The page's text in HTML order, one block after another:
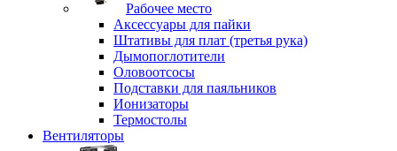
Рабочее место
Аксессуары для пайки
Штативы для плат (третья рука)
Дымопоглотители
Оловоотсосы
Подставки для паяльников
Ионизаторы
Термостолы
Вентиляторы